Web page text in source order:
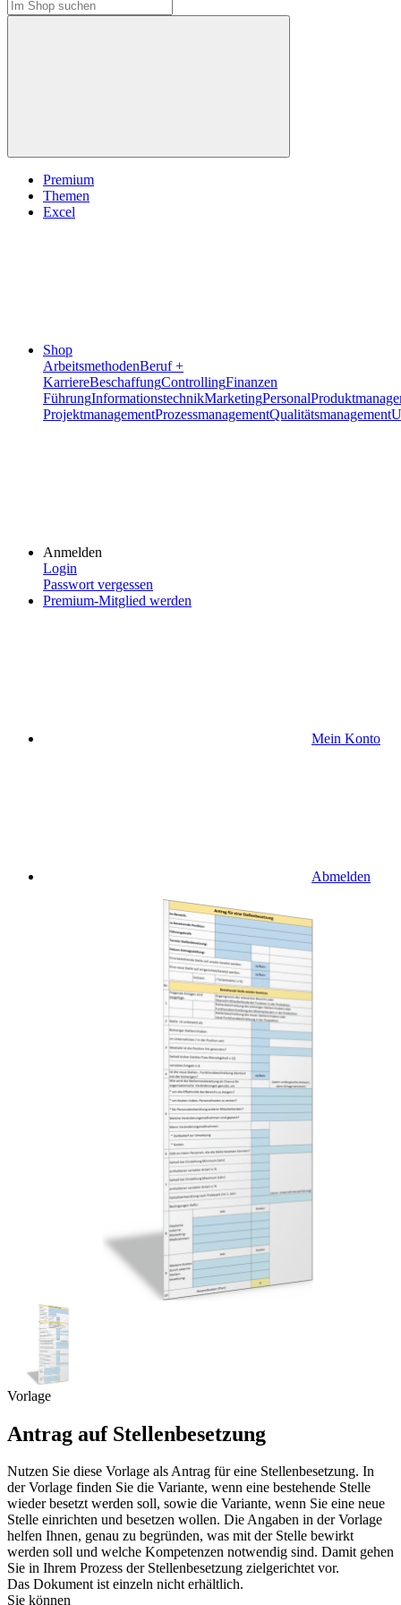
Premium
Themen
Excel
Shop
ArbeitsmethodenBeruf +
KarriereBeschaffungControllingFinanzen
FührungInformationstechnikMarketingPersonal
ProjektmanagementProzessmanagementQualitätsmanagement
Anmelden
Login
Passwort vergessen
Premium-Mitglied werden
Mein Konto
Abmelden
Vorlage
Antrag auf Stellenbesetzung
Nutzen Sie diese Vorlage als Antrag für eine Stellenbesetzung. In
der Vorlage finden Sie die Variante, wenn eine bestehende Stelle
wieder besetzt werden soll, sowie die Variante, wenn Sie eine neue
Stelle einrichten und besetzen wollen. Die Angaben in der Vorlage
helfen Ihnen, genau zu begründen, was mit der Stelle bewirkt
werden soll und welche Kompetenzen notwendig sind. Damit gehen
Sie in Ihrem Prozess der Stellenbesetzung zielgerichtet vor.
Das Dokument ist einzeln nicht erhältlich.
Sie können